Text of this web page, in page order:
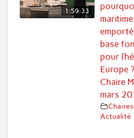
1:59:33
base
pour
Europe
Chaire
mars
Actualité